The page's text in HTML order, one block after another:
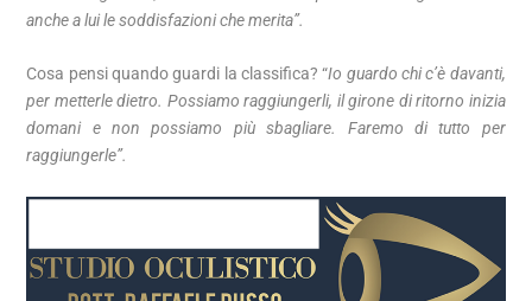
anche a lui le soddisfazioni che merita”.
Cosa pensi quando guardi la classifica? “Io guardo chi c’è davanti,
per metterle dietro. Possiamo raggiungerli, il girone di ritorno inizia
domani e non possiamo più sbagliare. Faremo di tutto per
raggiungerle”.